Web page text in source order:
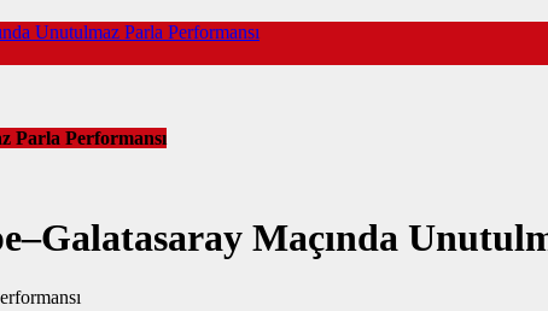
Unutulmaz Parla Performansı
Parla Performansı
Maçında